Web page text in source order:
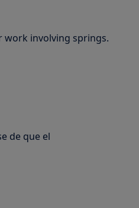
work involving springs.
de que el